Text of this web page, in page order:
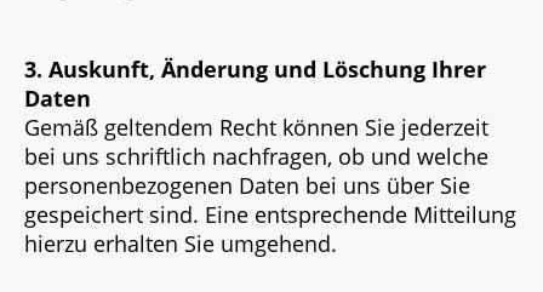
3. Auskunft, Änderung und Löschung Ihrer
Daten
Gemäß geltendem Recht können Sie jederzeit
bei uns schriftlich nachfragen, ob und welche
personenbezogenen Daten bei uns über Sie
gespeichert sind. Eine entsprechende Mitteilung
hierzu erhalten Sie umgehend.